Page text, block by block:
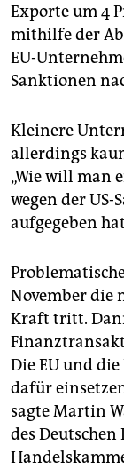
Exporte um 4
mithilfe der
EU-
Sanktionen
Kleinere
allerdings
„Wie will man
wegen der
aufgegeben
November die
Kraft tritt.
Die EU und
dafür
sagte Martin
des